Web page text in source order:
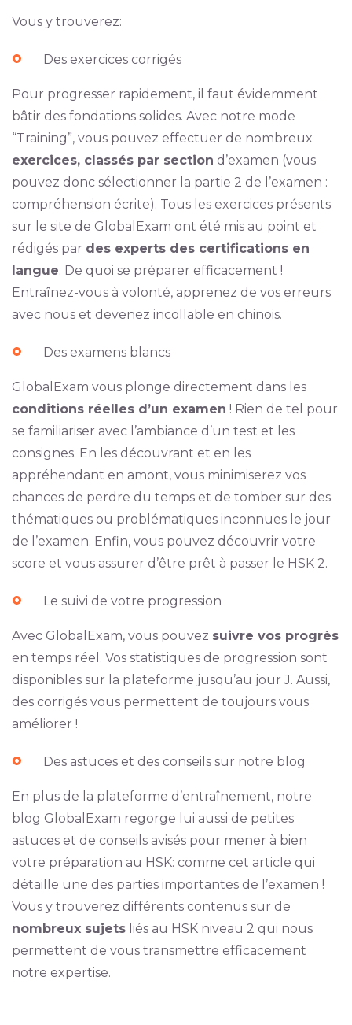
Vous y trouverez:
Des exercices corrigés
Pour progresser rapidement, il faut évidemment
bâtir des fondations solides. Avec notre mode
“Training”, vous pouvez effectuer de nombreux
exercices, classés par section d’examen (vous
pouvez donc sélectionner la partie 2 de l’examen :
compréhension écrite). Tous les exercices présents
sur le site de GlobalExam ont été mis au point et
rédigés par des experts des certifications en
langue. De quoi se préparer efficacement !
Entraînez-vous à volonté, apprenez de vos erreurs
avec nous et devenez incollable en chinois.
Des examens blancs
GlobalExam vous plonge directement dans les
conditions réelles d’un examen ! Rien de tel pour
se familiariser avec l’ambiance d’un test et les
consignes. En les découvrant et en les
appréhendant en amont, vous minimiserez vos
chances de perdre du temps et de tomber sur des
thématiques ou problématiques inconnues le jour
de l’examen. Enfin, vous pouvez découvrir votre
score et vous assurer d’être prêt à passer le HSK 2.
Le suivi de votre progression
Avec GlobalExam, vous pouvez suivre vos progrès
en temps réel. Vos statistiques de progression sont
disponibles sur la plateforme jusqu’au jour J. Aussi,
des corrigés vous permettent de toujours vous
améliorer !
Des astuces et des conseils sur notre blog
En plus de la plateforme d’entraînement, notre
blog GlobalExam regorge lui aussi de petites
astuces et de conseils avisés pour mener à bien
votre préparation au HSK: comme cet article qui
détaille une des parties importantes de l’examen !
Vous y trouverez différents contenus sur de
nombreux sujetsliés au HSK niveau 2 qui nous
permettent de vous transmettre efficacement
notre expertise.